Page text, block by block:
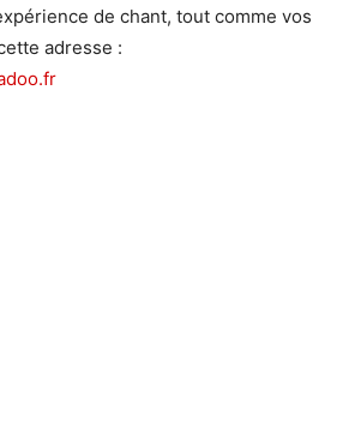
de chant, tout comme vos
adresse :